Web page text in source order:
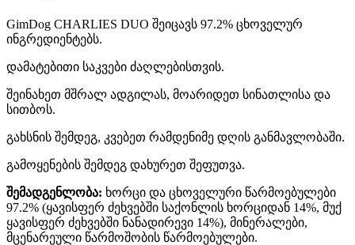
GimDog CHARLIES DUO შეიცავს 97.2% ცხოველურ
ინგრედიენტებს.
დამატებითი საკვები ძაღლებისთვის.
შეინახეთ მშრალ ადგილას, მოარიდეთ სინათლისა და
სითბოს.
გახსნის შემდეგ, კვებეთ რამდენიმე დღის განმავლობაში.
გამოყენების შემდეგ დახურეთ შეფუთვა.
შემადგენლობა: ხორცი და ცხოველური წარმოებულები
97.2% (ყავისფერ ძეხვებში საქონლის ხორციდან 14%, მუქ
ყავისფერ ძეხვებში ნანადირევი 14%), მინერალები,
მცენარეული წარმოშობის წარმოებულები.